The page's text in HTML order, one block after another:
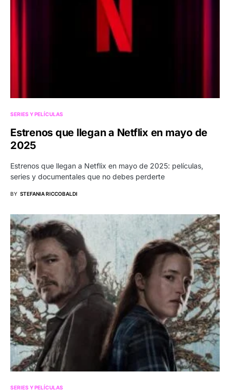
SERIES Y PELÍCULAS
Estrenos que llegan a Netflix en mayo de
2025
Estrenos que llegan a Netflix en mayo de 2025: películas,
series y documentales que no debes perderte
BY STEFANIA RICCOBALDI
SERIES Y PELÍCULAS